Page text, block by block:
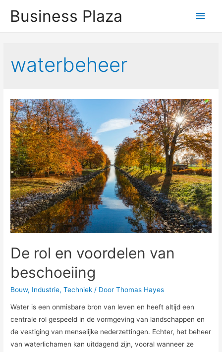
Business Plaza
waterbeheer
De rol en voordelen van
beschoeiing
Bouw, Industrie,Techniek / DoorThomas Hayes
Water is een onmisbare bron van leven en heeft altijd een
centrale rol gespeeld in de vormgeving van landschappen en
de vestiging van menselijke nederzettingen. Echter, het beheer
van waterlichamen kan uitdagend zijn, vooral wanneer ze